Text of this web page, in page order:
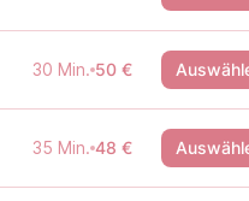
30 Min. 50 €
35 Min. 48 €